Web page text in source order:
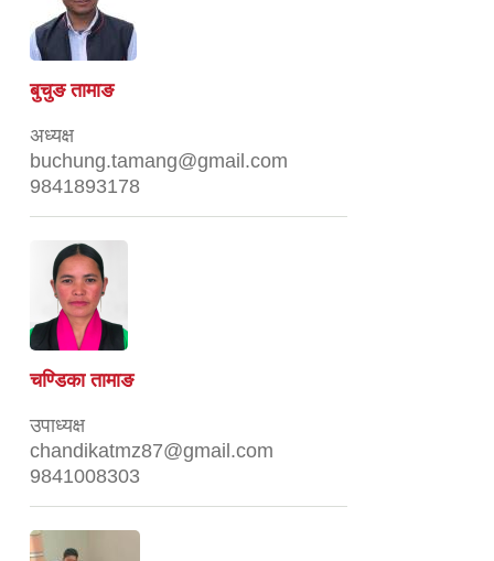
बुचुङ तामाङ
अध्यक्ष
buchung.tamang@gmail.com
9841893178
चण्डिका तामाङ
उपाध्यक्ष
chandikatmz87@gmail.com
9841008303